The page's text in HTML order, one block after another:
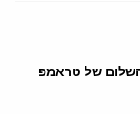
של טראמפ